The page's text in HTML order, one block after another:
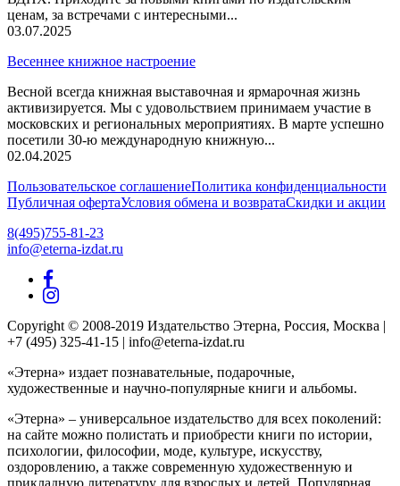
ценам, за встречами с интересными...
03.07.2025
Весеннее книжное настроение
Весной всегда книжная выставочная и ярмарочная жизнь
активизируется. Мы с удовольствием принимаем участие в
московских и региональных мероприятиях. В марте успешно
посетили 30-ю международную книжную...
02.04.2025
Пользовательское соглашениеПолитика конфиденциальности
Публичная офертаУсловия обмена и возвратаСкидки и акции
8(495)755-81-23
info@eterna-izdat.ru
Copyright © 2008-2019 Издательство Этерна, Россия, Москва |
+7 (495) 325-41-15 | info@eterna-izdat.ru
«Этерна» издает познавательные, подарочные,
художественные и научно-популярные книги и альбомы.
«Этерна» – универсальное издательство для всех поколений:
на сайте можно полистать и приобрести книги по истории,
психологии, философии, моде, культуре, искусству,
оздоровлению, а также современную художественную и
прикладную литературу для взрослых и детей. Популярная